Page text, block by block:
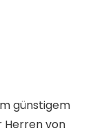
günstigem
Herren von